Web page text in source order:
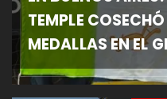
TEMPLE
MEDALLAS EN EL